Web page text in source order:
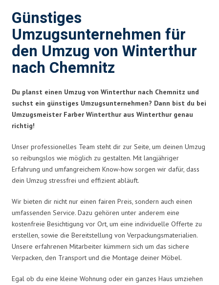
Günstiges
Umzugsunternehmen für
den Umzug von Winterthur
nach Chemnitz
Du planst einen Umzug von Winterthur nach Chemnitz und
suchst ein günstiges Umzugsunternehmen? Dann bist du bei
Umzugsmeister Farber Winterthur aus Winterthur genau
richtig!
Unser professionelles Team steht dir zur Seite, um deinen Umzug
so reibungslos wie möglich zu gestalten. Mit langjähriger
Erfahrung und umfangreichem Know-how sorgen wir dafür, dass
dein Umzug stressfrei und effizient abläuft.
Wir bieten dir nicht nur einen fairen Preis, sondern auch einen
umfassenden Service. Dazu gehören unter anderem eine
kostenfreie Besichtigung vor Ort, um eine individuelle Offerte zu
erstellen, sowie die Bereitstellung von Verpackungsmaterialien.
Unsere erfahrenen Mitarbeiter kümmern sich um das sichere
Verpacken, den Transport und die Montage deiner Möbel.
Egal ob du eine kleine Wohnung oder ein ganzes Haus umziehen